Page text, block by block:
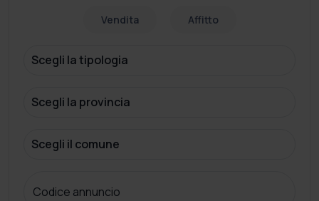
Vendita Affitto
Codice annuncio